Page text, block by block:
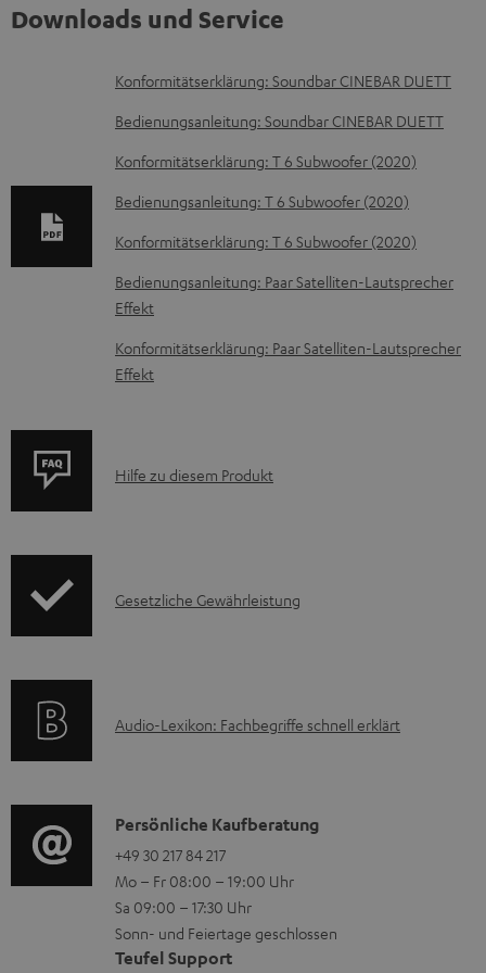
Downloads und Service
D
o
m
e
n
t
e
z
H
n
l
e
n
Konformitätserklärung: Soundbar CINEBAR DUETT
Bedienungsanleitung: Soundbar CINEBAR DUETT
Konformitätserklärung: T 6 Subwoofer (2020)
Bedienungsanleitung: T 6 Subwoofer (2020)
Konformitätserklärung: T 6 Subwoofer (2020)
Bedienungsanleitung: Paar Satelliten-Lautsprecher
Effekt
Konformitätserklärung: Paar Satelliten-Lautsprecher
Effekt
P
u
A
Hilfe zu diesem Produkt
I
r
t
i
o
n
e
Gesetzliche Gewährleistung
A
i
o
-
L
e
Audio-Lexikon: Fachbegriffe schnell erklärt
K
o
n
t
a
Persönliche Kaufberatung
+49 30 217 84 217
Mo – Fr 08:00 – 19:00 Uhr
Sa 09:00 – 17:30 Uhr
Sonn- und Feiertage geschlossen
Teufel Support